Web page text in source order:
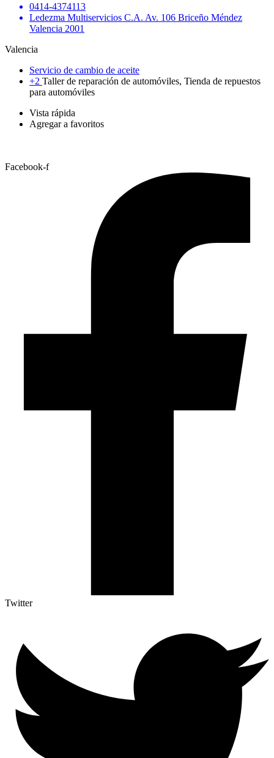
0414-4374113
Ledezma Multiservicios C.A. Av. 106 Briceño Méndez
Valencia 2001
Valencia
Servicio de cambio de aceite
+2 Taller de reparación de automóviles, Tienda de repuestos
para automóviles
Vista rápida
Agregar a favoritos
Facebook-f
Twitter